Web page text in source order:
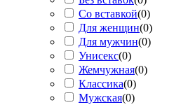
Со вставкой(0)
Для женщин(0)
Для мужчин(0)
Унисекс(0)
Жемчужная(0)
Классика(0)
Мужская(0)